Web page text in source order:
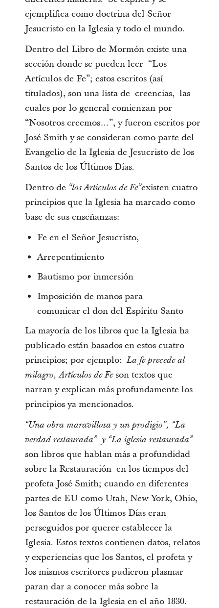
ejemplifica como doctrina del Señor
Jesucristo en la Iglesia y todo el mundo.
Dentro del Libro de Mormón existe una
sección donde se pueden leer “Los
Artículos de Fe”; estos escritos (así
titulados), son una lista de creencias, las
cuales por lo general comienzan por
“Nosotros creemos…”, y fueron escritos por
José Smith y se consideran como parte del
Evangelio de la Iglesia de Jesucristo de los
Santos de los Últimos Días.
Dentro de “los Articulos de Fe”existen cuatro
principios que la Iglesia ha marcado como
base de sus enseñanzas:
Fe en el Señor Jesucristo,
Arrepentimiento
Bautismo por inmersión
Imposición de manos para
comunicar el don del Espíritu Santo
La mayoría de los libros que la Iglesia ha
publicado están basados en estos cuatro
principios; por ejemplo:La fe precede al
milagro, Artículos de Fe son textos que
narran y explican más profundamente los
principios ya mencionados.
“Una obra maravillosa y un prodigio”, “La
verdad restaurada” y “La iglesia restaurada”
son libros que hablan más a profundidad
sobre la Restauración en los tiempos del
profeta José Smith; cuando en diferentes
partes de EU como Utah, New York, Ohio,
los Santos de los Últimos Días eran
perseguidos por querer establecer la
Iglesia. Estos textos contienen datos, relatos
y experiencias que los Santos, el profeta y
los mismos escritores pudieron plasmar
paran dar a conocer más sobre la
restauración de la Iglesia en el año 1830.